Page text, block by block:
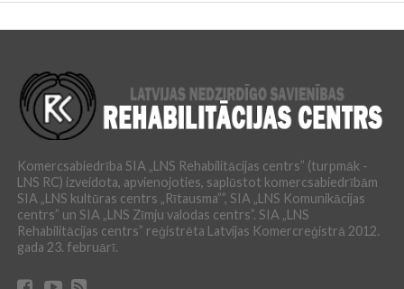
Komercsabiedrība SIA „LNS Rehabilitācijas centrs” (turpmāk -
LNS RC) izveidota, apvienojoties, saplūstot komercsabiedrībām
SIA „LNS kultūras centrs „Rītausma””, SIA „LNS Komunikācijas
centrs” un SIA „LNS Zīmju valodas centrs”. SIA „LNS
Rehabilitācijas centrs” reģistrēta Latvijas Komercreģistrā 2012.
gada 23. februārī.